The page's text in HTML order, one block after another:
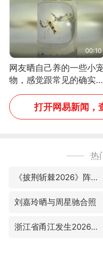
00:10
网友晒自己养的一些小
物，感觉跟常见的确实有
些不一样
打开网易新闻，
热
《披荆斩棘2026》阵容官宣
刘嘉玲晒与周星驰合照
浙江省甬江发生2026年第1号洪水